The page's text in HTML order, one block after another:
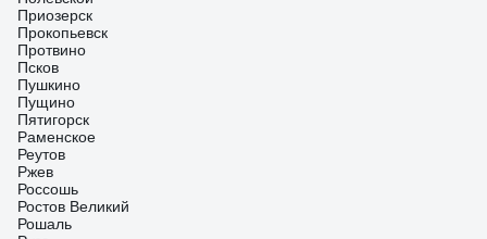
Приозерск
Прокопьевск
Протвино
Псков
Пушкино
Пущино
Пятигорск
Раменское
Реутов
Ржев
Россошь
Ростов Великий
Рошаль